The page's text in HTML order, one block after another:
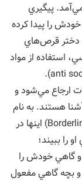
خانه مي‌آمد. پيگيري
را پيدا كرده
دختر قرص‌هاي
استفاده از مواد
ارجاع مي‌شود و
هستند. به نام
اختلال شخصيت مرزي (Borderline Personality sorder) اينها در
را ببيند؛
گاهي خودش را
بچه گاهي مفعول